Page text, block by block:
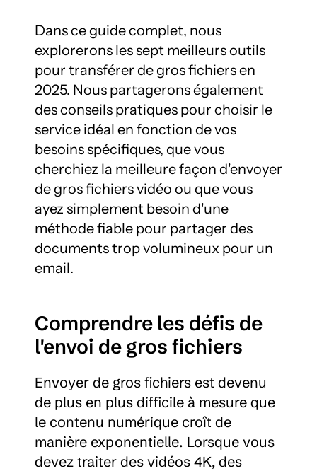
Dans ce guide complet, nous
explorerons les sept meilleurs outils
pour transférer de gros fichiers en
2025. Nous partagerons également
des conseils pratiques pour choisir le
service idéal en fonction de vos
besoins spécifiques, que vous
cherchiez la meilleure façon d'envoyer
de gros fichiers vidéo ou que vous
ayez simplement besoin d'une
méthode fiable pour partager des
documents trop volumineux pour un
email.
Comprendre les défis de
l'envoi de gros fichiers
Envoyer de gros fichiers est devenu
de plus en plus difficile à mesure que
le contenu numérique croît de
manière exponentielle. Lorsque vous
devez traiter des vidéos 4K, des